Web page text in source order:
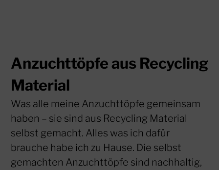
Anzuchttöpfe aus Recycling
Material
Was alle meine Anzuchttöpfe gemeinsam
haben – sie sind aus Recycling Material
selbst gemacht. Alles was ich dafür
brauche habe ich zu Hause. Die selbst
gemachten Anzuchttöpfe sind nachhaltig,